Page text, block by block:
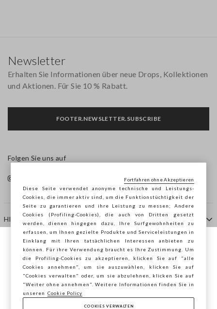
HILFE
AGENTUR
KONTAKTE
Newsletter
Erhalten Sie Informationen über neue Drops, Kollektionen
und Aktionen. Für Sie 10 % Rabatt.
FOOTER.NEWSLETTER.SUBSCRIBE
Folgen Sie uns auf
Sie surfen auf der Seite von STEFANEL
Österreich, möchten Sie Ihren Standort
speichern?
BESTÄTIGEN
Diese Seite verwendet anonyme technische und Leistungs-
Cookies, die immer aktiv sind, um die Funktionstüchtigkeit der
Seite zu garantieren und ihre Leistung zu messen; Andere
Cookies (Profiling-Cookies), die auch von Dritten gesetzt
werden, dienen hingegen dazu, Ihre Surfgewohnheiten zu
erfassen, um Ihnen gezielte Produkte und Serviceleistungen in
Einklang mit Ihren tatsächlichen Interessen anbieten zu
können. Für ihre Verwendung braucht es Ihre Zustimmung. Um
die Profiling-Cookies zu akzeptieren, klicken Sie auf "alle
Cookies annehmen", um sie auszuwählen, klicken Sie auf
"Cookies verwalten" oder, um sie abzulehnen, klicken Sie auf
"Weiter ohne annehmen". Weitere Informationen finden Sie in
unseren
Cookie Policy
COOKIES VERWALTEN
Fortfahren ohne Akzeptieren